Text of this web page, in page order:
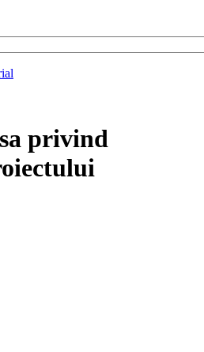
privind